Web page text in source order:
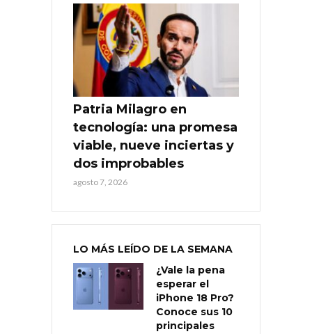
Patria Milagro en
tecnología: una promesa
viable, nueve inciertas y
dos improbables
agosto 7, 2026
LO MÁS LEÍDO DE LA SEMANA
¿Vale la pena
esperar el
iPhone 18 Pro?
Conoce sus 10
principales